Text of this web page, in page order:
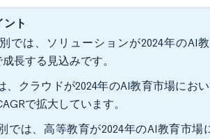
ント
では、ソリューションが2024年のAI
長する見込みです。
、クラウドが2024年のAI教育市場にお
で拡大しています。
では、高等教育が2024年のAI教育市